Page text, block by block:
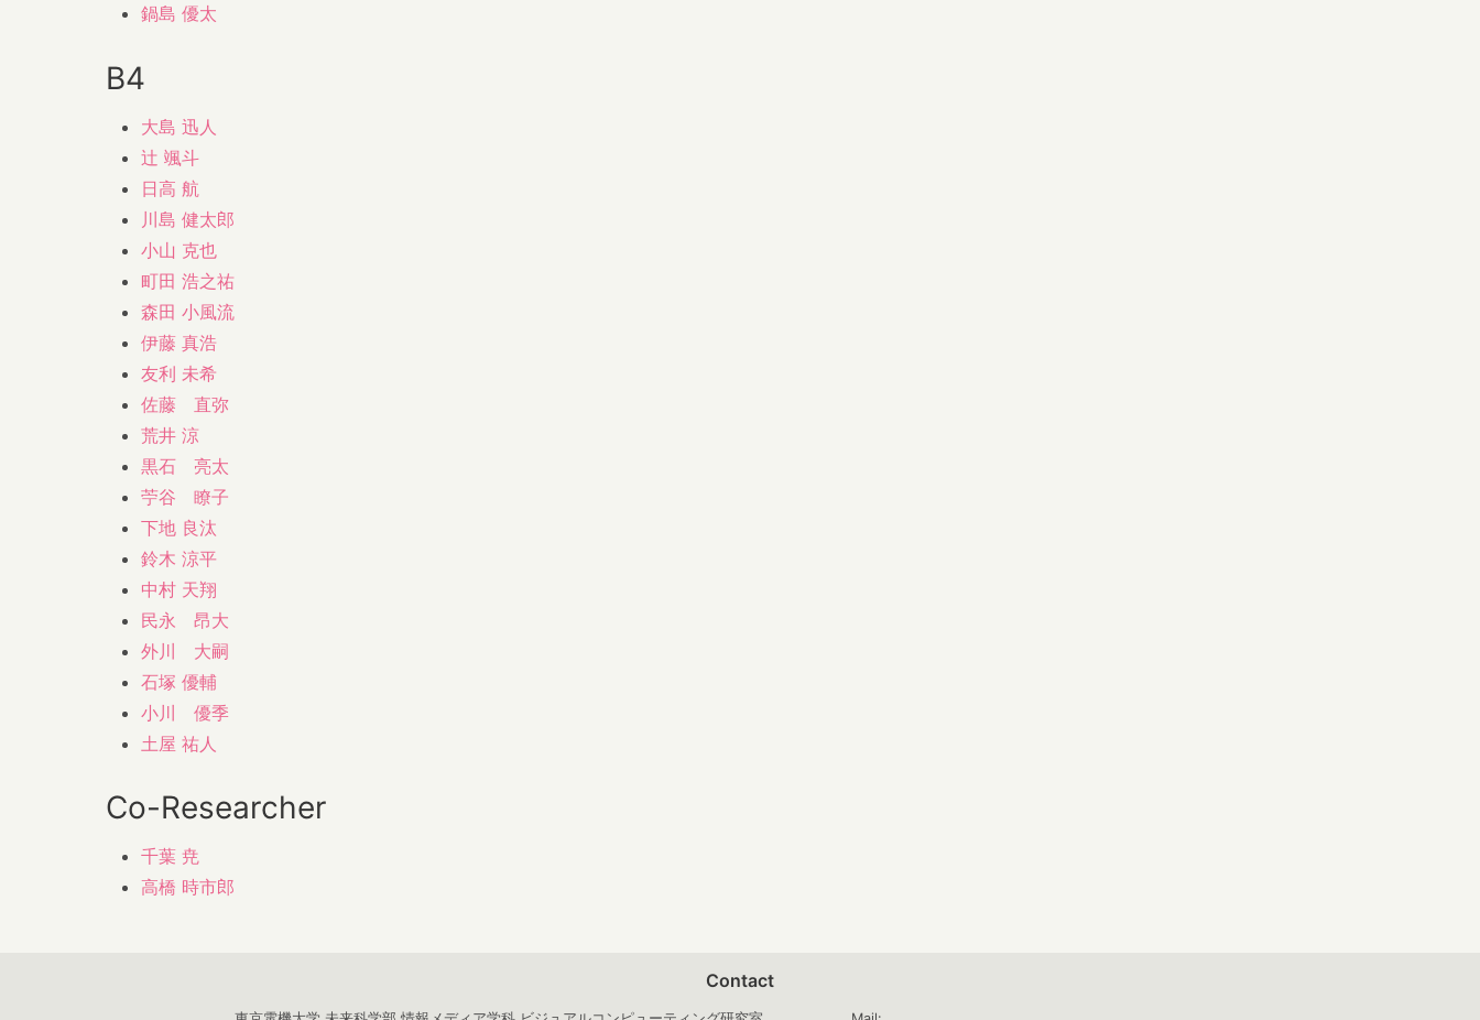
鍋島 優太
B4
大島 迅人
辻 颯斗
日高 航
川島 健太郎
小山 克也
町田 浩之祐
森田 小風流
伊藤 真浩
友利 未希
佐藤 直弥
荒井 涼
黒石 亮太
苧谷 瞭子
下地 良汰
鈴木 涼平
中村 天翔
民永 昂大
外川 大嗣
石塚 優輔
小川 優季
土屋 祐人
Co-Researcher
千葉 尭
高橋 時市郎
Contact